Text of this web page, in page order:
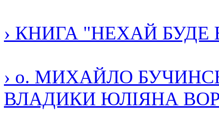
› КНИГА "НЕХАЙ БУДЕ
› о. МИХАЙЛО
ВЛАДИКИ ЮЛІЯНА